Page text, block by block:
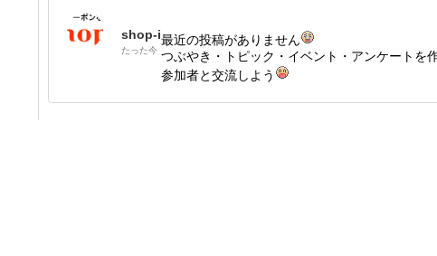
shop-i
たった今
最近の投稿がありません
つぶやき・トピック・イベント・アンケートを
参加者と交流しよう